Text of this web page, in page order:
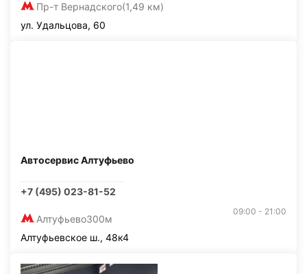
Пр-т Вернадского(1,49 км)
ул. Удальцова, 60
Автосервис Алтуфьево
+7 (495) 023-81-52
Алтуфьево300м
09:00 - 21:00
Алтуфьевское ш., 48к4